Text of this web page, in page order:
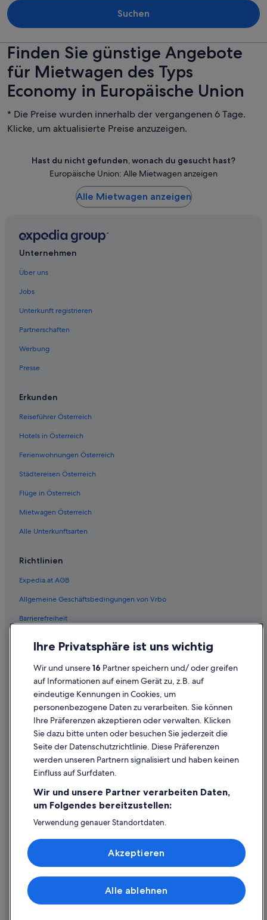
Suchen
Finden Sie günstige Angebote
für Mietwagen des Typs
Economy in Europäische Union
* Die Preise wurden innerhalb der vergangenen 6 Tage.
Klicke, um aktualisierte Preise anzuzeigen.
Hast du nicht gefunden, wonach du gesucht hast?
Europäische Union: Alle Mietwagen anzeigen
Alle Mietwagen anzeigen
Unternehmen
Über uns
Jobs
Unterkunft registrieren
Partnerschaften
Werbung
Presse
Erkunden
Reiseführer Österreich
Hotels in Österreich
Ferienwohnungen Österreich
Städtereisen Österreich
Flüge in Österreich
Mietwagen Österreich
Alle Unterkunftsarten
Richtlinien
Expedia.at AGB
Allgemeine Geschäftsbedingungen von Vrbo
Barrierefreiheit
Rechtliche Hinweise/Kontakt
Inhaltsrichtlinien und Melden von Inhalten
Hilfe
Hilfe
Rückerstattungsprozess und Zeitrahmen
Buchen Sie einen Flug mit einer Gutschrift bei der Fluggesellschaft
Internationale Reisedokumente
© 2026 Expedia, Inc., ein Unternehmen der Expedia Group. Alle Rechte
vorbehalten. Expedia und das Expedia-Logo sind Handelsmarken oder
Ihre Privatsphäre ist uns wichtig
Wir und unsere16 Partner speichern und/ oder greifen
auf Informationen auf einem Gerät zu, z.B. auf
eindeutige Kennungen in Cookies, um
personenbezogene Daten zu verarbeiten. Sie können
Ihre Präferenzen akzeptieren oder verwalten. Klicken
Sie dazu bitte unten oder besuchen Sie jederzeit die
Seite der Datenschutzrichtlinie. Diese Präferenzen
werden unseren Partnern signalisiert und haben keinen
Einfluss auf Surfdaten.
Wir und unsere Partner verarbeiten Daten,
um Folgendes bereitzustellen:
Verwendung genauer Standortdaten.
Speichern von oder Zugriff auf Informationen auf einem
Endgerät. Personalisierte Werbung und Inhalte, Messung
von Werbeleistung und der Performance von Inhalten,
Liste der Partner (Lieferanten)
Alle ablehnen
Akzeptieren